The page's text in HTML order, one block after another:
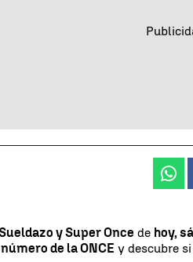
y Super Once de hoy,
de la ONCE y descubre